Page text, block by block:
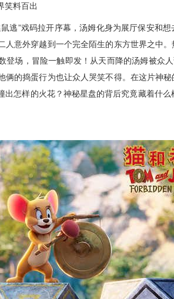
笑料百出
鼠逃”戏码拉开序幕，汤姆化身为展厅保安和
人意外穿越到一个完全陌生的东方世界之中 。
登场 ， 冒险一触即发！从天而降的汤姆被众人
俩的捣蛋行为也让众人 哭笑不得。在这片神秘
出怎样的火花？神秘星盘的背后究竟藏着什么